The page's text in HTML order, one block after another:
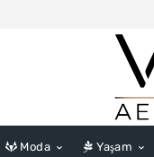
Moda Yaşam